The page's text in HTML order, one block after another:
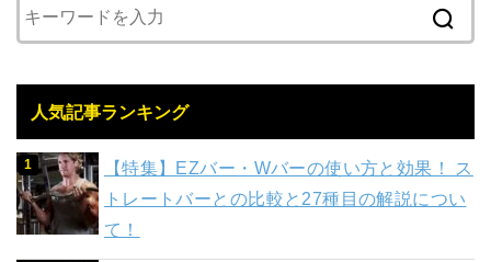
人気記事ランキング
【特集】EZバー・Wバーの使い方と効果！ ス
トレートバーとの比較と27種目の解説につい
て！